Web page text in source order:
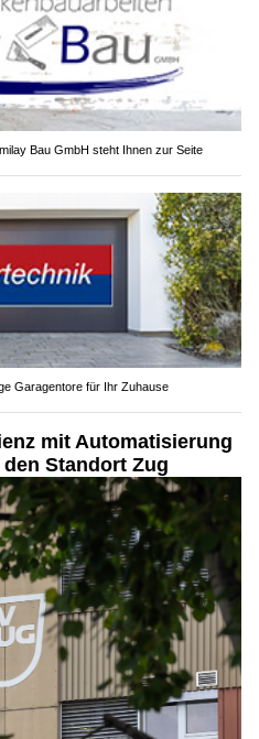
Bau GmbH steht Ihnen zur Seite
Garagentore für Ihr Zuhause
mit Automatisierung
Standort Zug